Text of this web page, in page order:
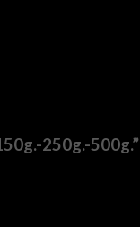
250g.-500g.”